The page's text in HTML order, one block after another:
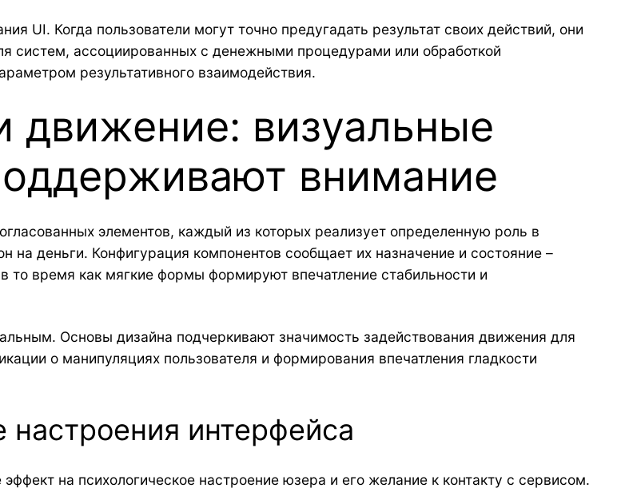
UI. Когда пользователи могут точно предугадать результат своих действий, они
систем, ассоциированных с денежными процедурами или обработкой
результативного взаимодействия.
движение: визуальные
внимание
элементов, каждый из которых реализует определенную роль в
на деньги. Конфигурация компонентов сообщает их назначение и состояние –
то время как мягкие формы формируют впечатление стабильности и
Основы дизайна подчеркивают значимость задействования движения для
о манипуляциях пользователя и формирования впечатления гладкости
интерфейса
на психологическое настроение юзера и его желание к контакту с сервисом.